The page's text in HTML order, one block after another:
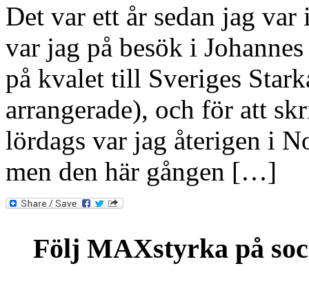
Det var ett år sedan jag
var jag på besök i
på kvalet till Sveriges
arrangerade), och för att
lördags var jag återigen i
men den här gången […]
Följ MAXstyrka på